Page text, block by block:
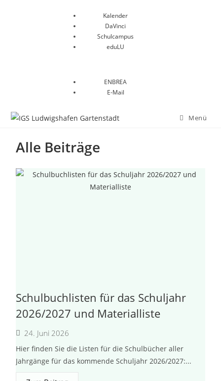
Kalender
DaVinci
Schulcampus
eduLU
ENBREA
E-Mail
Menü
Alle Beiträge
Schulbuchlisten für das Schuljahr
2026/2027 und Materialliste
24. Juni 2026
Hier finden Sie die Listen für die Schulbücher aller
Jahrgänge für das kommende Schuljahr 2026/2027:...